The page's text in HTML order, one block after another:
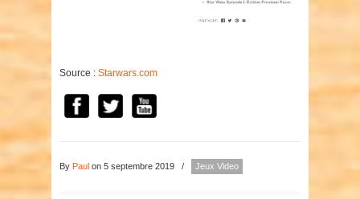
Source : Starwars.com
By Paul on 5 septembre 2019 / Jeux Video